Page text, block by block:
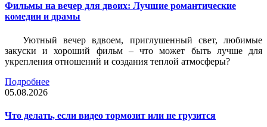
Фильмы на вечер для двоих: Лучшие романтические
комедии и драмы
Уютный вечер вдвоем, приглушенный свет, любимые
закуски и хороший фильм – что может быть лучше для
укрепления отношений и создания теплой атмосферы?
Подробнее
05.08.2026
Что делать, если видео тормозит или не грузится